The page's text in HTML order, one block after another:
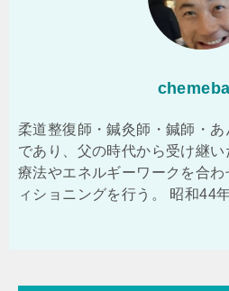
柔道整復師・鍼灸師・鍼師・
であり、父の時代から受け継
療法やエネルギーワークを合
ィショニングを行う。 昭和44